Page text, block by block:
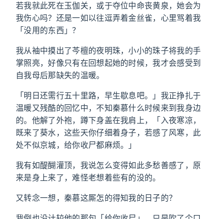
若我就此死在玉伽关，或于夺位中命丧黄泉，她会为
我伤心吗？还是一如以往逗弄着金丝雀，心里骂着我
「没用的东西」？
我从袖中摸出了芩檀的夜明珠，小小的珠子将我的手
掌照亮，好像只有在回想起她的时候，我才会感受到
自我母后那缺失的温暖。
「明日还需行五十里路，早生歇息吧。」我正挣扎于
温暖又残酷的回忆中，不知秦慕什么时候来到我身边
的。他解了外袍，蹲下身盖在我肩上，「入夜寒凉，
既来了葵水，这些天你仔细着身子，若感了风寒，此
处不似京城，给你收尸都麻烦。」
我有如醍醐灌顶，我说怎么变得如此多愁善感了，原
来是身上来了，难怪老想着些有的没的。
又转念一想，秦慕这厮怎的得知我的日子的？